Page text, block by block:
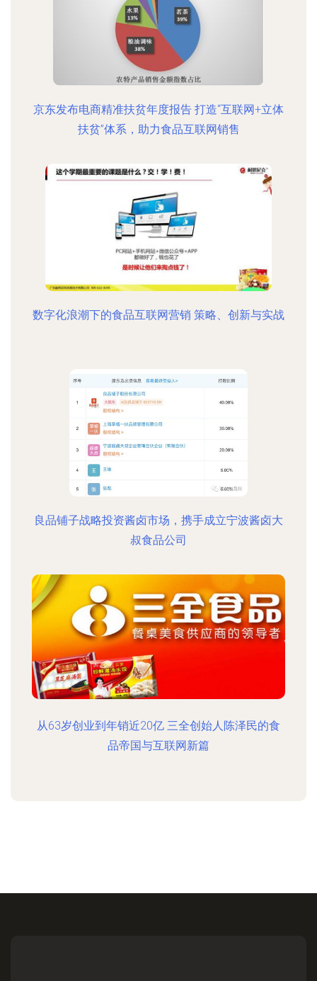
京东发布电商精准扶贫年度报告 打造“互联网+立体
扶贫”体系，助力食品互联网销售
数字化浪潮下的食品互联网营销 策略、创新与实战
良品铺子战略投资酱卤市场，携手成立宁波酱卤大
叔食品公司
从63岁创业到年销近20亿 三全创始人陈泽民的食
品帝国与互联网新篇